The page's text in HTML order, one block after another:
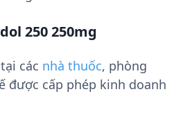
250 250mg
các nhà thuốc, phòng
được cấp phép kinh doanh